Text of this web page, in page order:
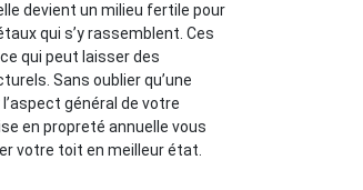
devient un milieu fertile pour
qui s’y rassemblent. Ces
qui peut laisser des
Sans oublier qu’une
général de votre
en propreté annuelle vous
votre toit en meilleur état.